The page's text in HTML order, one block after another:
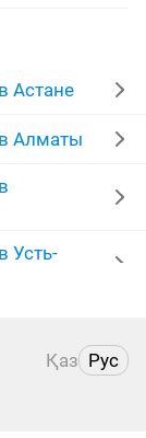
ип жабу
патент
Астане
в Алматы
Усть-
АктауҚаз Рус